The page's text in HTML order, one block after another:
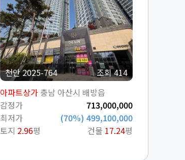
천안 2025-764
조회 414
아파트상가 충남 아산시 배방읍
감정가
713,000,000
최저가
(70%) 499,100,000
토지 2.96평 건물 17.24평